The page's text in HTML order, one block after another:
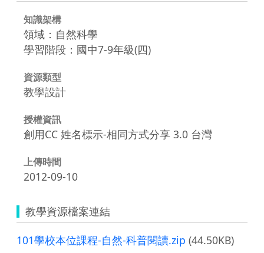
知識架構
領域：自然科學
學習階段：國中7-9年級(四)
資源類型
教學設計
授權資訊
創用CC 姓名標示-相同方式分享 3.0 台灣
上傳時間
2012-09-10
教學資源檔案連結
101學校本位課程-自然-科普閱讀.zip (44.50KB)